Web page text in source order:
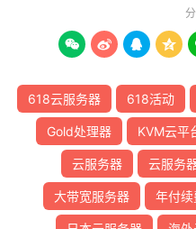
   
618云服务器 618活动
Gold处理器 KVM云平
云服务器 云服务
大带宽服务器 年付